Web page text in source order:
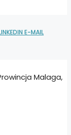
E-MAIL
Malaga,